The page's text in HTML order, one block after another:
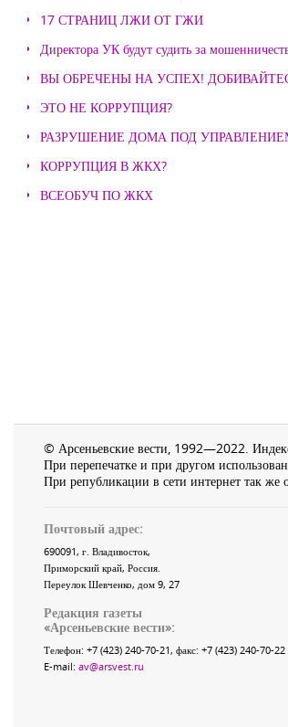
17 СТРАНИЦ ЛЖИ ОТ ГЖИ
Директора УК будут судить за
ВЫ ОБРЕЧЕНЫ НА УСПЕХ!
ЭТО НЕ КОРРУПЦИЯ?
РАЗРУШЕНИЕ ДОМА ПОД
КОРРУПЦИЯ В ЖКХ?
ВСЕОБУЧ ПО ЖКХ
© Арсеньевские вести, 1992—2022.
При перепечатке и при другом
При републикации в сети интернет так же
Почтовый адрес:
690091, г. Владивосток,
Приморский край, Россия.
Переулок Шевченко, дом 9, 27
Редакция газеты
«Арсеньевские вести»:
Телефон: +7 (423) 240-70-21, факс: +7 (423) 240-70-22
E-mail: av@arsvest.ru